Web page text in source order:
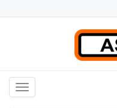
Toggle navigation